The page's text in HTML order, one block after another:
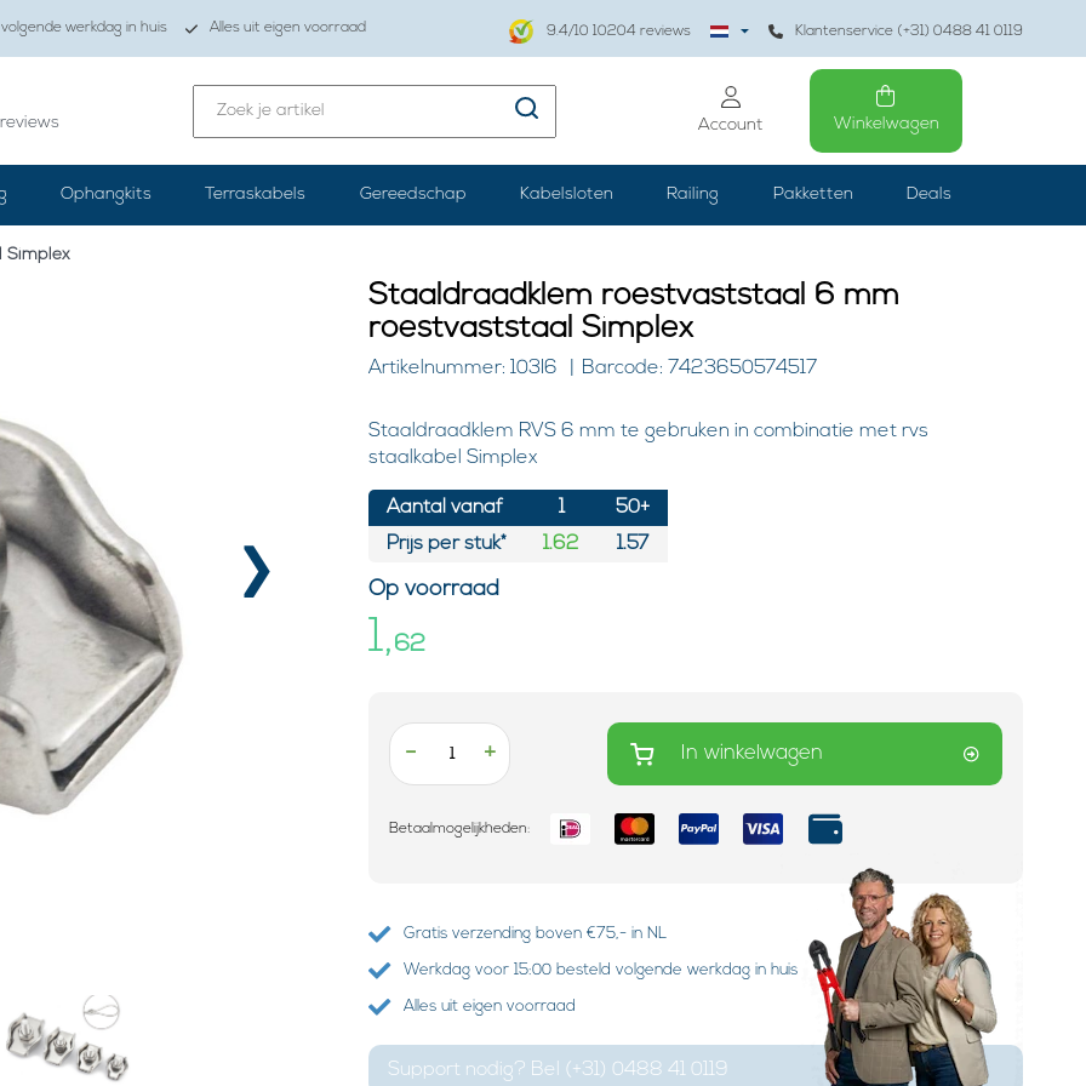
werkdag in huis Alles uit eigen voorraad 9.4/10 10204 reviews Klantenservice (+31) 0488 41 0119
Account Winkelwagen
Ophangkits Terraskabels Gereedschap Kabelsloten Railing Pakketten Deals
Simplex
›
Staaldraadklem roestvaststaal 6 mm
roestvaststaal Simplex
Artikelnummer: 103I6 Barcode: 7423650574517
Staaldraadklem RVS 6 mm te gebruken in combinatie met rvs
staalkabel Simplex
Aantal vanaf
Prijs per stuk*
1
1.62
50+
1.57
Op voorraad
1, 62
- + In winkelwagen
Betaalmogelijkheden:
Gratis verzending boven €75,- in NL
Werkdag voor 15:00 besteld volgende werkdag in huis
Alles uit eigen voorraad
Support nodig? Bel (+31) 0488 41 0119